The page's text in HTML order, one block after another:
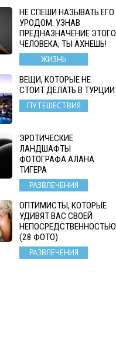
НЕ СПЕШИ НАЗЫВАТЬ ЕГО
УРОДОМ. УЗНАВ
ПРЕДНАЗНАЧЕНИЕ ЭТОГО
ЧЕЛОВЕКА, ТЫ АХНЕШЬ!
ЖИЗНЬ
ВЕЩИ, КОТОРЫЕ НЕ
СТОИТ ДЕЛАТЬ В ТУРЦИИ
ПУТЕШЕСТВИЯ
ЭРОТИЧЕСКИЕ
ЛАНДШАФТЫ
ФОТОГРАФА АЛАНА
ТИГЕРА
РАЗВЛЕЧЕНИЯ
ОПТИМИСТЫ, КОТОРЫЕ
УДИВЯТ ВАС СВОЕЙ
НЕПОСРЕДСТВЕННОСТЬЮ
(28 ФОТО)
РАЗВЛЕЧЕНИЯ